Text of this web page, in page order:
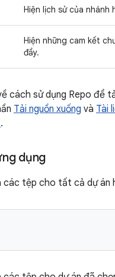
Hiện lịch sử của nhánh
Hiện những cam kết
đẩy.
cách sử dụng Repo để
Tải nguồn xuống và Tài
.
dụng
các tệp cho tất cả dự án